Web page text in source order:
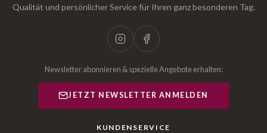
Qualität und persönlicher Service für Ihren ganz besonderen Tag.
Newsletter abonnieren & spezielle Angebote erhalten:
JETZT NEWSLETTER ANMELDEN
KUNDENSERVICE